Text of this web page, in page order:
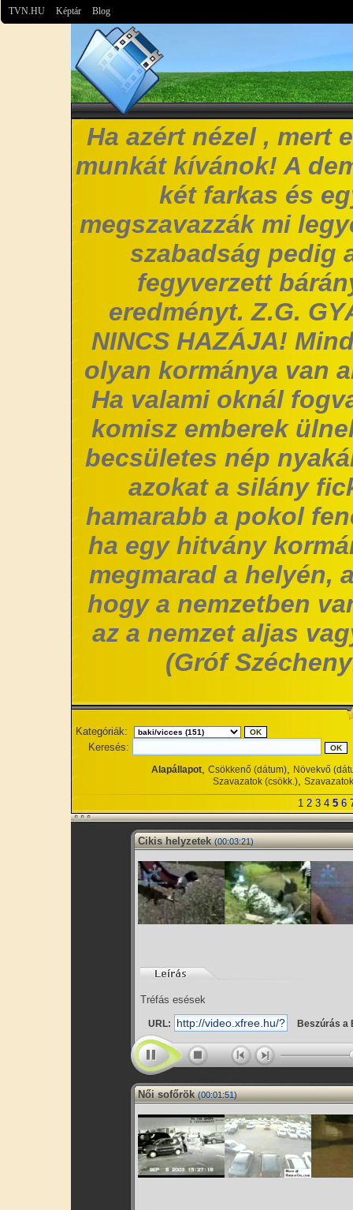
TVN.HU Képtár Blog
Ha azért nézel , mert
munkát kívánok! A
két farkas és
megszavazzák mi
szabadság pedig
fegyverzett
eredményt. Z.G.
NINCS HAZÁJA!
olyan kormánya van
Ha valami oknál
komisz emberek
becsületes nép
azokat a silány
hamarabb a pokol
ha egy hitvány
megmarad a helyén,
hogy a nemzetben
az a nemzet aljas
(Gróf
Kategóriák:
Keresés:
Alapállapot, Csökkenő (dátum), Növekvő
Szavazatok (csökk.),
1 2 3 4 5 6
Cikis helyzetek (00:03:21)
Tréfás esések
URL: Beszúrás a
Női sofőrök (00:01:51)